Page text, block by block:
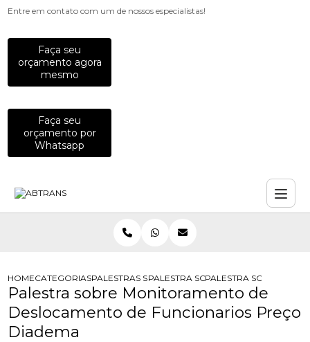
Entre em contato com um de nossos especialistas!
Faça seu
orçamento agora
mesmo
Faça seu
orçamento por
Whatsapp
HOMECATEGORIASPALESTRAS SOBRE TRANSITO
PALESTRA SOBRE AFASTAMENTO
PALESTRA SOBRE
Palestra sobre Monitoramento de
Deslocamento de Funcionarios Preço
Diadema